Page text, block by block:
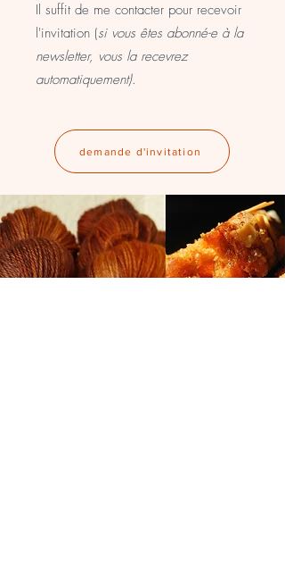
Il suffit de me contacter pour recevoir
l'invitation (si vous êtes abonné-e à la
newsletter, vous la recevrez
automatiquement).
demande d'invitation